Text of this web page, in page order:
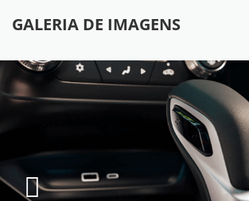
GALERIA DE IMAGENS